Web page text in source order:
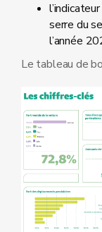
serre du
l’année
Le tableau de